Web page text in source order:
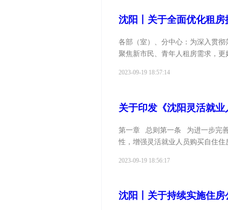
沈阳丨关于全面优化租
各部（室）、分中心：为深入贯
聚焦新市民、青年人租房需求，
2023-09-19 18:57:14
关于印发《沈阳灵活就
第一章 总则第一条 为进一步完
性，增强灵活就业人员购买自住
2023-09-19 18:56:17
沈阳丨关于持续实施住